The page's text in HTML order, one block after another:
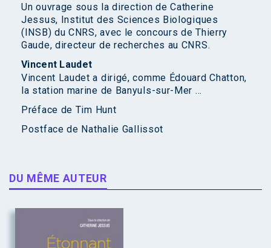
Un ouvrage sous la direction de Catherine
Jessus, Institut des Sciences Biologiques
(INSB) du CNRS, avec le concours de Thierry
Gaude, directeur de recherches au CNRS.
Vincent Laudet
Vincent Laudet a dirigé, comme Édouard Chatton,
la station marine de Banyuls-sur-Mer ...
Préface de Tim Hunt
Postface de Nathalie Gallissot
DU MÊME AUTEUR